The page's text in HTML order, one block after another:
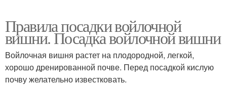
Правила посадки войлочной
вишни. Посадка войлочной вишни
Войлочная вишня растет на плодородной, легкой,
хорошо дренированной почве. Перед посадкой кислую
почву желательно известковать.